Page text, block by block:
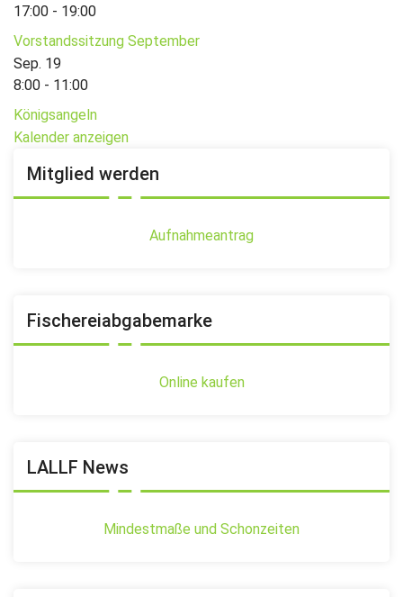
17:00 - 19:00
Vorstandssitzung September
Sep. 19
8:00 - 11:00
Königsangeln
Kalender anzeigen
Mitglied werden
Aufnahmeantrag
Fischereiabgabemarke
Online kaufen
LALLF News
Mindestmaße und Schonzeiten